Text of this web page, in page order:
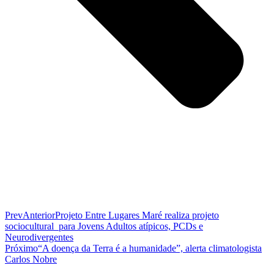
PrevAnteriorProjeto Entre Lugares Maré realiza projeto
sociocultural para Jovens Adultos atípicos, PCDs e
Neurodivergentes
Próximo“A doença da Terra é a humanidade”, alerta climatologista
Carlos Nobre